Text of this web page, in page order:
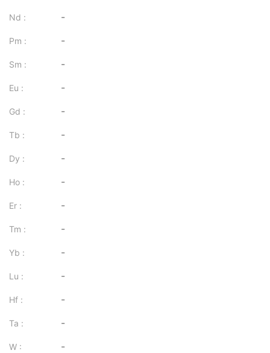
Nd : -
Pm : -
Sm : -
Eu : -
Gd : -
Tb : -
Dy : -
Ho : -
Er : -
Tm : -
Yb : -
Lu : -
Hf : -
Ta : -
W : -